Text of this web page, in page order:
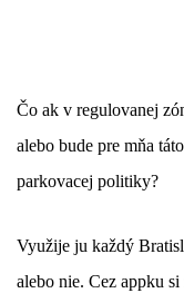
Čo ak v regulovanej
alebo bude pre mňa
parkovacej politiky?
Využije ju každý
alebo nie. Cez appku